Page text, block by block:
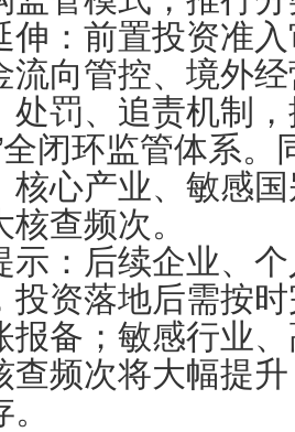
伸：前置投资准
流向管控、境外
处罚、追责机制
闭环监管体系。
核心产业、敏感
查频次。
示 ：后续企业、
投资落地后需按
报备；敏感行业
查频次将大幅提